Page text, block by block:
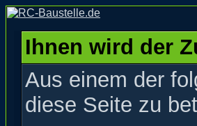
Ihnen wird der
Aus einem der
diese Seite zu